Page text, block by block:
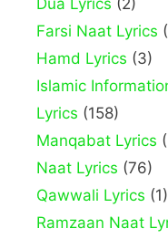
Farsi Naat Lyrics
Hamd Lyrics (3)
Islamic
Lyrics (158)
Manqabat Lyrics
Naat Lyrics (76)
Qawwali Lyrics (1)
Ramzaan Naat